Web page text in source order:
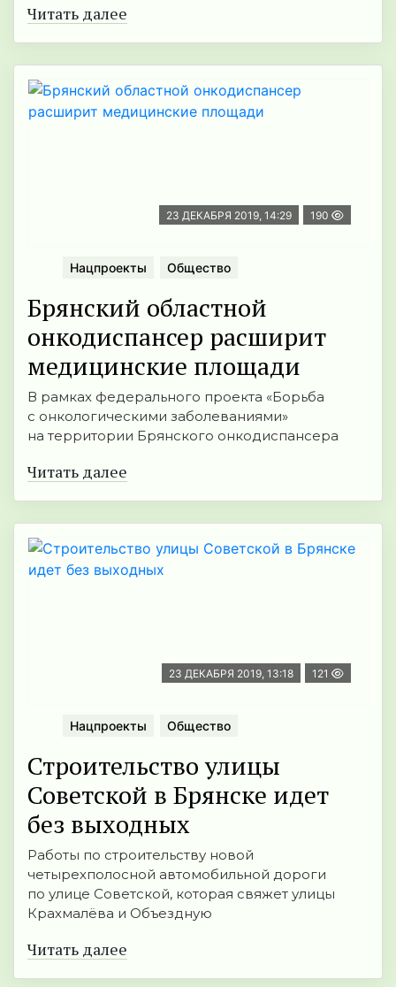
Читать далее
23 ДЕКАБРЯ 2019, 14:29 190
Нацпроекты Общество
Брянский областной
онкодиспансер расширит
медицинские площади
В рамках федерального проекта «Борьба
с онкологическими заболеваниями»
на территории Брянского онкодиспансера
Читать далее
23 ДЕКАБРЯ 2019, 13:18 121
Нацпроекты Общество
Строительство улицы
Советской в Брянске идет
без выходных
Работы по строительству новой
четырехполосной автомобильной дороги
по улице Советской, которая свяжет улицы
Крахмалёва и Объездную
Читать далее